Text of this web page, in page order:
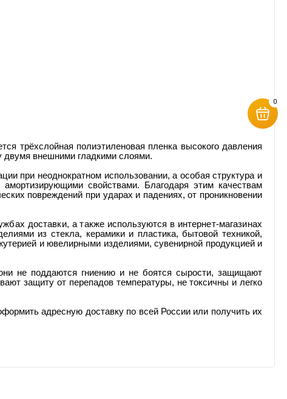
трёхслойная полиэтиленовая пленка высокого давления
внешними гладкими слоями.
при неоднократном использовании, а особая структура и
свойствами. Благодаря этим качествам
повреждений при ударах и падениях, от проникновении
доставки, а также используются в интернет-магазинах
из стекла, керамики и пластика, бытовой техникой,
и ювелирными изделиями, сувенирной продукцией и
не поддаются гниению и не боятся сырости, защищают
защиту от перепадов температуры, не токсичны и легко
адресную доставку по всей России или получить их
0